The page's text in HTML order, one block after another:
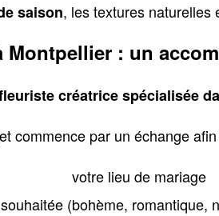
saison, les textures naturelles
Montpellier : un
créatrice spécialisée
commence par un échange
votre lieu de mariage
souhaitée (bohème,